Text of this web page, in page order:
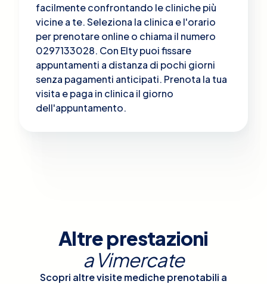
facilmente confrontando le cliniche più
vicine a te. Seleziona la clinica e l'orario
per prenotare online o chiama il numero
0297133028. Con Elty puoi fissare
appuntamenti a distanza di pochi giorni
senza pagamenti anticipati. Prenota la tua
visita e paga in clinica il giorno
dell'appuntamento.
Altre prestazioni
a Vimercate
Scopri altre visite mediche prenotabili a